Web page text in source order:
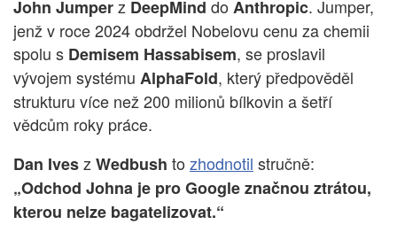
John Jumperz DeepMind do Anthropic. Jumper,
jenž v roce 2024 obdržel Nobelovu cenu za chemii
spolu s Demisem Hassabisem, se proslavil
vývojem systému AlphaFold, který předpověděl
strukturu více než 200 milionů bílkovin a šetří
vědcům roky práce.
Dan Ivesz Wedbush to zhodnotil stručně:
„Odchod Johna je pro Google značnou ztrátou,
kterou nelze bagatelizovat.“